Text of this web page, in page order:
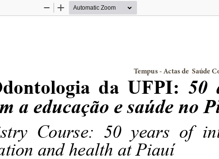
Zoom
Zoom
da  UFPI: 50
a educação e saúde no
Course:  50  years  of
and health at Piauí
Tempus - Actas de  Saúde